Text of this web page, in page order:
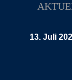
13. Juli